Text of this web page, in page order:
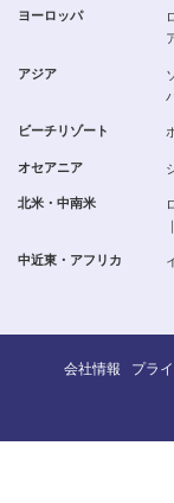
ヨーロッパ
アジア
ビーチリゾート
オセアニア
北米・中南米
｜
中近東・アフリカ
会社情報 プラ